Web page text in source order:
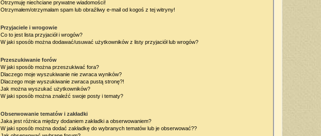
Otrzymuję niechciane prywatne wiadomości!
Otrzymałem/otrzymałam spam lub obraźliwy e-mail od kogoś z tej witryny!
Przyjaciele i wrogowie
Co to jest lista przyjaciół i wrogów?
W jaki sposób można dodawać/usuwać użytkowników z listy przyjaciół lub wrogów?
Przeszukiwanie forów
W jaki sposób można przeszukiwać fora?
Dlaczego moje wyszukiwanie nie zwraca wyników?
Dlaczego moje wyszukiwanie zwraca pustą stronę?!
Jak można wyszukać użytkowników?
W jaki sposób można znaleźć swoje posty i tematy?
Obserwowanie tematów i zakładki
Jaka jest różnica między dodaniem zakładki a obserwowaniem?
W jaki sposób można dodać zakładkę do wybranych tematów lub je obserwować??